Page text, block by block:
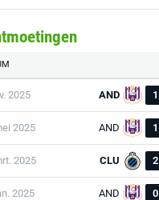
2025 AND 1
2025 AND 1
2025 CLU 2
2025 AND 0